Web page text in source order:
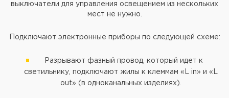
выключатели для управления освещением из нескольких
мест не нужно.
Подключают электронные приборы по следующей схеме:
Разрывают фазный провод, который идет к
светильнику, подключают жилы к клеммам «L in» и «L
out» (в одноканальных изделиях).